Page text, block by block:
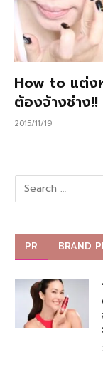
How to แต่ง
ต้องจ้างช่าง!!
2015/11/19
PR BRAND